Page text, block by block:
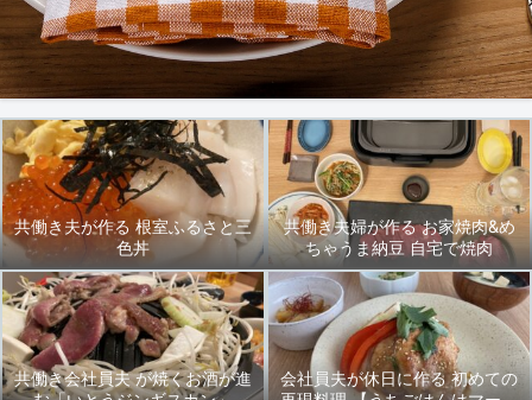
共働き夫が作る 根室ふるさと三
色丼
共働き夫婦が作る お家焼肉&め
ちゃうま納豆 自宅で焼肉
共働き会社員夫 が焼くお酒が進
会社員夫が休日に作る 初めての